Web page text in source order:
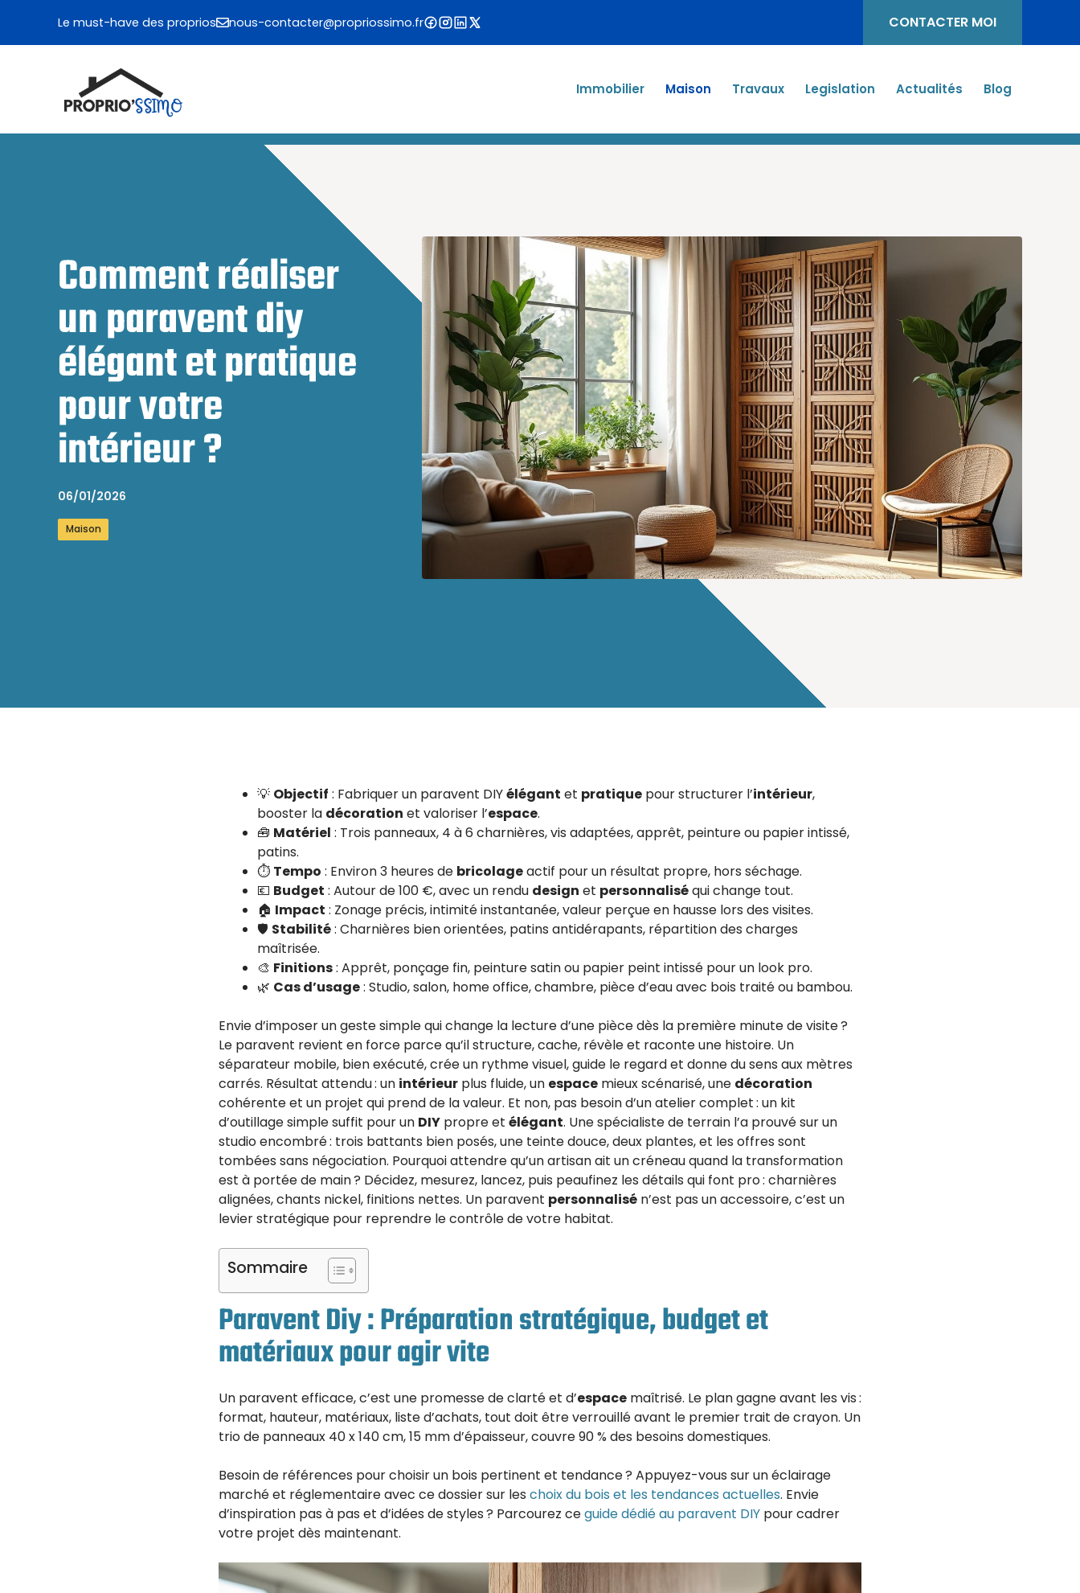
contenu
Le must-have des proprios nous-contacter@propriossimo.fr CONTACTER MOI
Immobilier Maison Travaux Legislation Actualités Blog
Comment réaliser
un paravent diy
élégant et pratique
pour votre
intérieur ?
06/01/2026
Maison
💡 Objectif : Fabriquer un paravent DIYélégant et pratique pour structurer l’intérieur,
booster la décoration et valoriser l’espace.
🧰 Matériel : Trois panneaux, 4 à 6 charnières, vis adaptées, apprêt, peinture ou papier intissé,
patins.
⏱️ Tempo : Environ 3 heures de bricolageactif pour un résultat propre, hors séchage.
💶 Budget : Autour de 100 €, avec un rendu design et personnaliséqui change tout.
🏠 Impact : Zonage précis, intimité instantanée, valeur perçue en hausse lors des visites.
🛡️ Stabilité: Charnières bien orientées, patins antidérapants, répartition des charges
maîtrisée.
🎨 Finitions: Apprêt, ponçage fin, peinture satin ou papier peint intissé pour un look pro.
🌿 Cas d’usage: Studio, salon, home office, chambre, pièce d’eau avec bois traité ou bambou.
Envie d’imposer un geste simple qui change la lecture d’une pièce dès la première minute de visite ?
Le paravent revient en force parce qu’il structure, cache, révèle et raconte une histoire. Un
séparateur mobile, bien exécuté, crée un rythme visuel, guide le regard et donne du sens aux mètres
carrés. Résultat attendu : un intérieur plus fluide, un espace mieux scénarisé, une décoration
cohérente et un projet qui prend de la valeur. Et non, pas besoin d’un atelier complet : un kit
d’outillage simple suffit pour un DIY propre et élégant. Une spécialiste de terrain l’a prouvé sur un
studio encombré : trois battants bien posés, une teinte douce, deux plantes, et les offres sont
tombées sans négociation. Pourquoi attendre qu’un artisan ait un créneau quand la transformation
est à portée de main ? Décidez, mesurez, lancez, puis peaufinez les détails qui font pro : charnières
alignées, chants nickel, finitions nettes. Un paravent personnalisé n’est pas un accessoire, c’est un
levier stratégique pour reprendre le contrôle de votre habitat.
Sommaire
Paravent Diy : Préparation stratégique, budget et
matériaux pour agir vite
Un paravent efficace, c’est une promesse de clarté et d’espace maîtrisé. Le plan gagne avant les vis :
format, hauteur, matériaux, liste d’achats, tout doit être verrouillé avant le premier trait de crayon. Un
trio de panneaux 40 x 140 cm, 15 mm d’épaisseur, couvre 90 % des besoins domestiques.
Besoin de références pour choisir un bois pertinent et tendance ? Appuyez-vous sur un éclairage
marché et réglementaire avec ce dossier sur les choix du bois et les tendances actuelles. Envie
d’inspiration pas à pas et d’idées de styles ? Parcourez ceguide dédié au paravent DIY pour cadrer
votre projet dès maintenant.